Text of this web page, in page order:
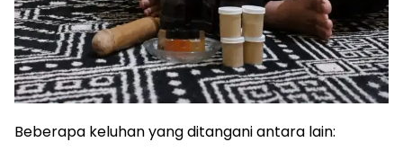
Beberapa keluhan yang ditangani antara lain: